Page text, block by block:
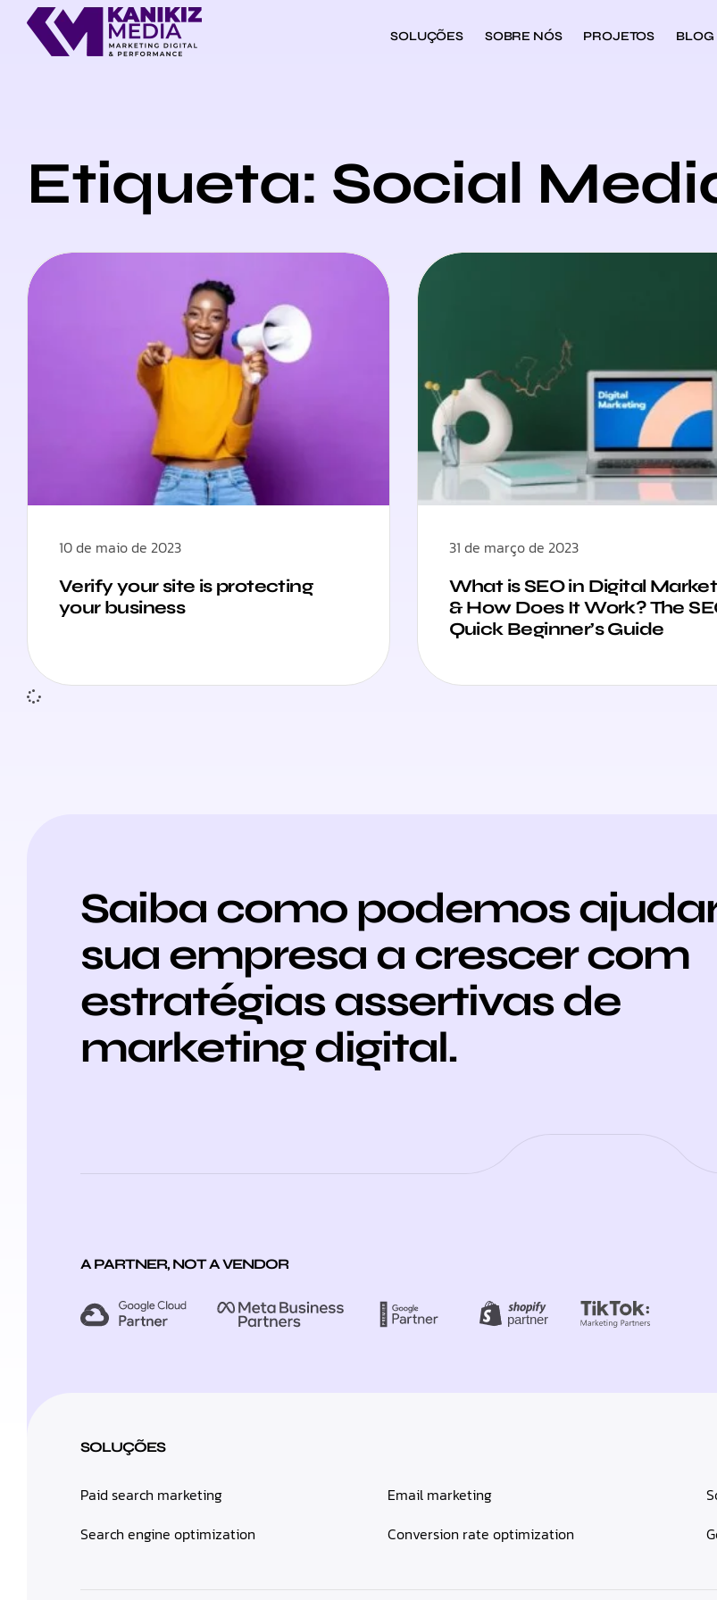
SOLUÇÕES SOBRE NÓS PROJETOS BLOG
Etiqueta: Social
10 de maio de 2023
Verify your site is protecting
your business
31 de março de 2023
What is SEO in Digital
& How Does It Work? The
Quick Beginner’s Guide
Saiba como podemos
sua empresa a crescer com
estratégias assertivas de
marketing digital.
A PARTNER, NOT A VENDOR
SOLUÇÕES
Paid search marketing
Search engine optimization
Email marketing
Conversion rate optimization